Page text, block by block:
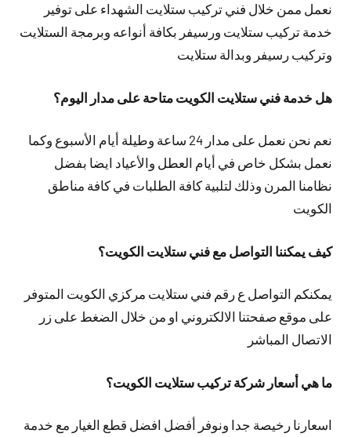
نعمل ممن خلال فني تركيب ستلايت الشهداء على توفير
خدمة تركيب ستلايت ورسيفر بكافة أنواعه وبرمجة الستلايت
وتركيب رسيفر وبدالة ستلايت
هل خدمة فني ستلايت الكويت متاحة على مدار اليوم؟
نعم نحن نعمل على مدار 24 ساعة وطيلة أيام الأسبوع وكما
نعمل بشكل خاص في أيام العطل والأعياد ايضا بفضل
نظامنا المرن وذلك لتلبية كافة الطلبات في كافة مناطق
الكويت
كيف يمكننا التواصل مع فني ستلايت الكويت؟
يمكنكم التواصل ع رقم فني ستلايت مركزي الكويت المتوفر
على موقع صفحتنا الالكتروني او من خلال الضغط على زر
الاتصال المباشر
ما هي أسعار شركة تركيب ستلايت الكويت؟
اسعارنا رخيصة جدا ونوفر أفضل افضل قطع الغيار مع خدمة